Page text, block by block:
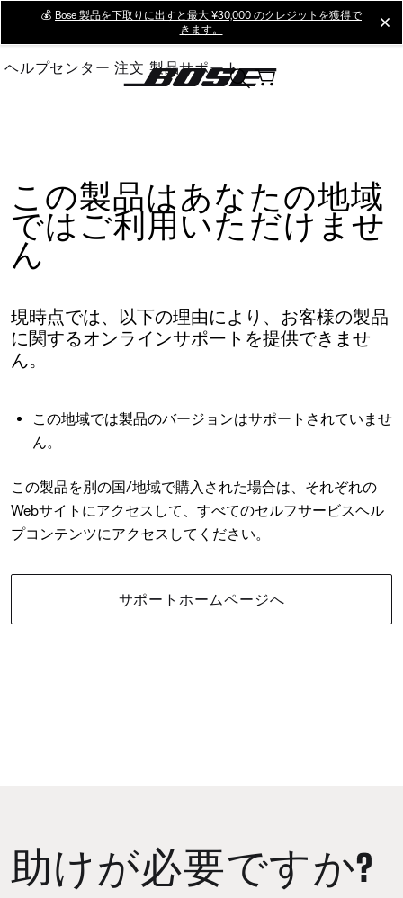
Main
💰 Bose 製品を下取りに出すと最大 ¥30,000 のクレジットを獲得で
きます。
ヘルプセンター 注文 製品サポート
この製品はあなたの地域
ではご利用いただけませ
ん
現時点では、以下の理由により、お客様の製品
に関するオンラインサポートを提供できませ
ん。
この地域では製品のバージョンはサポートされていませ
ん。
この製品を別の国/地域で購入された場合は、それぞれの
Webサイトにアクセスして、すべてのセルフサービスヘル
プコンテンツにアクセスしてください。
サポートホームページへ
助けが必要ですか?